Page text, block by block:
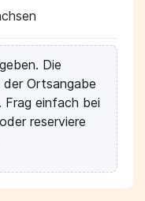
Die
Ortsangabe
einfach bei
reserviere